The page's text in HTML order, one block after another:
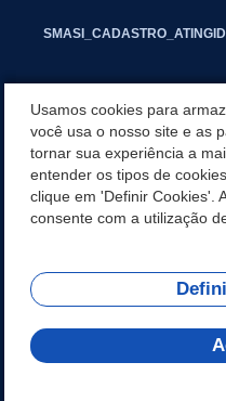
INFORMATIVO PIT
SEGUNDA VIA IPTU
REDES SOCIAIS
Usamos cookies para
você usa o nosso site e as
tornar sua experiência a
entender os tipos de
clique em 'Definir Cookies'.
consente com a utilização